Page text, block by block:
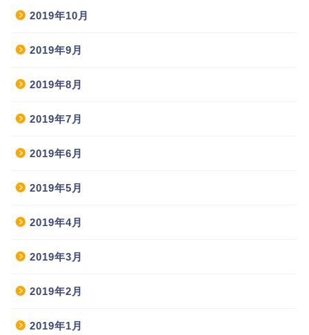
2019年10月
2019年9月
2019年8月
2019年7月
2019年6月
2019年5月
2019年4月
2019年3月
2019年2月
2019年1月